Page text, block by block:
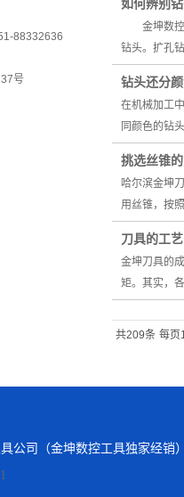
88332636
号
如何辨别
金坤数控
钻头。扩孔
钻头还分
在机械加工
同颜色的钻
挑选丝锥
哈尔滨金坤
用丝锥，按
刀具的工
金坤刀具的
矩。其实，
共209条 每页
公司（金坤数控工具独家经销）